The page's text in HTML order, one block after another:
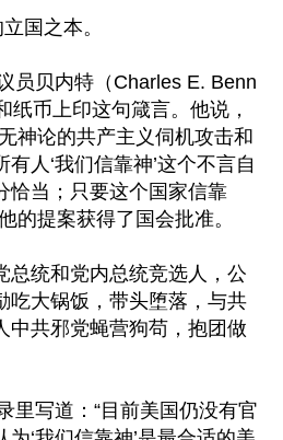
国之本。
员贝内特（Charles E. Benn
纸币上印这句箴言。他说，
神论的共产主义伺机攻击和
人‘我们信靠神’这个不言自
恰当；只要这个国家信靠
的提案获得了国会批准。
总统和党内总统竞选人，公
吃大锅饭，带头堕落，与共
中共邪党蝇营狗苟，抱团做
里写道：“目前美国仍没有官